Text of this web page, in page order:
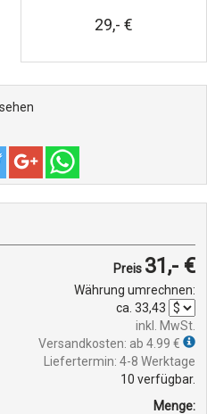
29,- €
Preis 31,- €
Währung umrechnen:
ca. 33,43
inkl. MwSt.
Versandkosten: ab 4.99 €
Liefertermin: 4-8 Werktage
10 verfügbar.
Menge: